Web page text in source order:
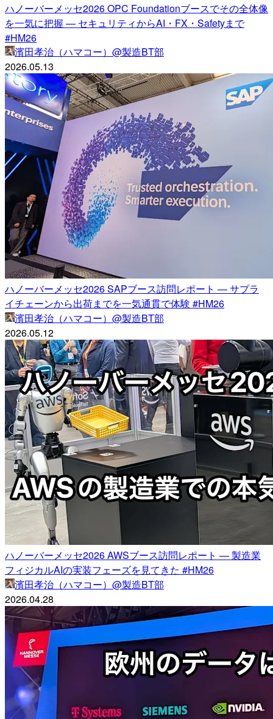
ハノーバーメッセ2026 OPC Foundationブースでその全体像
を一気に把握 — セキュリティからAI・FX・Safetyまで
#HM26
濱田孝治（ハマコー）@製造BT部
2026.05.13
ハノーバーメッセ2026 SAPブース訪問レポート — サプラ
イチェーンから出荷までを一気通貫で体験 #HM26
濱田孝治（ハマコー）@製造BT部
2026.05.12
ハノーバーメッセ2026 AWSブース訪問レポート — 製造業
フィジカルAIの実装フェーズを見てきた #HM26
濱田孝治（ハマコー）@製造BT部
2026.04.28